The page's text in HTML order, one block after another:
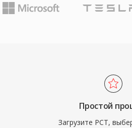
Простой
Загрузите PCT,